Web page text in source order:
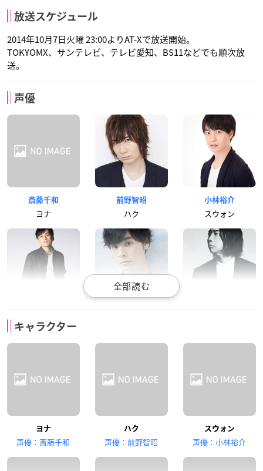
放送スケジュール
2014年10月7日火曜 23:00よりAT-Xで放送開始。
TOKYOMX、サンテレビ、テレビ愛知、BS11などでも順次放
送。
声優
斎藤千和
ヨナ
前野智昭
ハク
小林裕介
スウォン
キジャ(白龍)
下野紘
ゼノ(黄龍)
皆川純子
ユン
キャラクター
ヨナ
声優：斎藤千和
ハク
声優：前野智昭
スウォン
声優：小林裕介